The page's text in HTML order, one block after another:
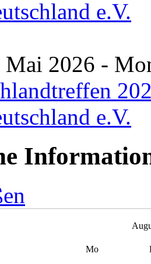
e.V.
Mai 2026 -
e.V.
Mo